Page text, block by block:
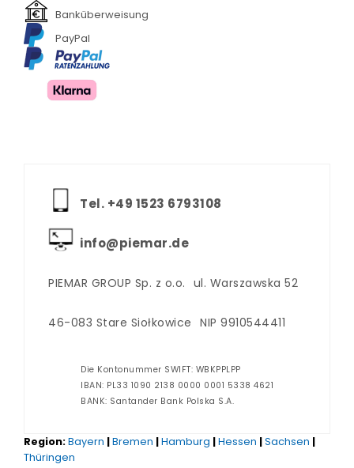
Banküberweisung
PayPal
Tel. +‪49 1523 6793108
info@piemar.de
PIEMAR GROUP Sp. z o.o. ul. Warszawska 52
46-083 Stare Siołkowice NIP 9910544411
Die Kontonummer SWIFT: WBKPPLPP
IBAN: PL33 1090 2138 0000 0001 5338 4621
BANK: Santander Bank Polska S.A.
Region:Bayern |Bremen |Hamburg |Hessen |Sachsen |
Thüringen